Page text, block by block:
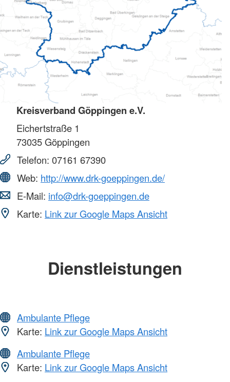
Kreisverband Göppingen e.V.
Eichertstraße 1
73035Göppingen
Telefon: 07161 67390
Web: http://www.drk-goeppingen.de/
E-Mail: info@drk-goeppingen.de
Karte: Link zur Google Maps Ansicht
Dienstleistungen
Ambulante Pflege
Karte: Link zur Google Maps Ansicht
Ambulante Pflege
Karte: Link zur Google Maps Ansicht